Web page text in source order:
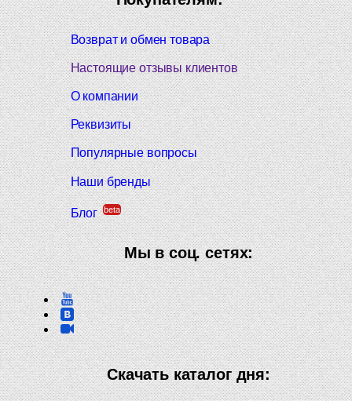
Возврат и обмен товара
Настоящие отзывы клиентов
О компании
Реквизиты
Популярные вопросы
Наши бренды
Блог beta
Мы в соц. сетях:
Скачать каталог дня: